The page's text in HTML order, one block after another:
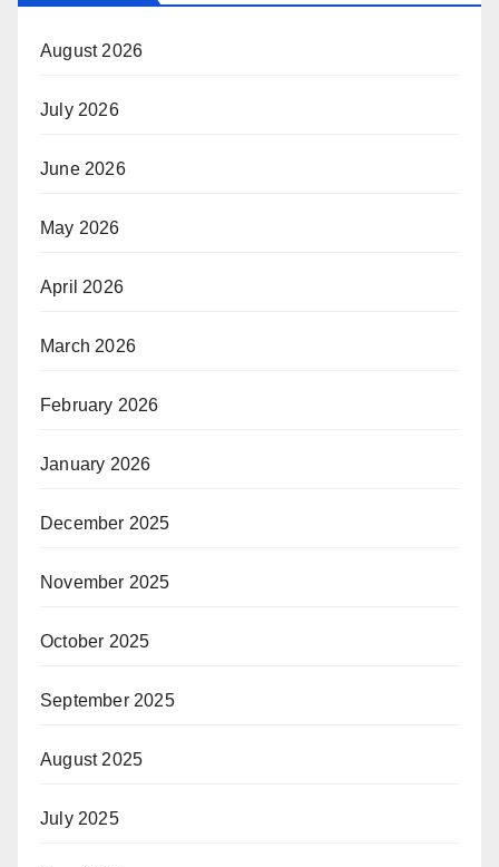
August 2026
July 2026
June 2026
May 2026
April 2026
March 2026
February 2026
January 2026
December 2025
November 2025
October 2025
September 2025
August 2025
July 2025